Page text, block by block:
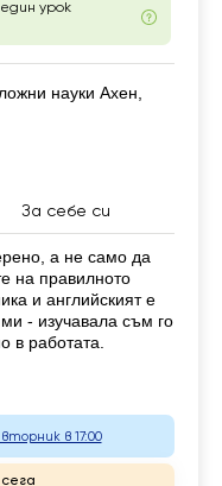
урок
науки Ахен,
За себе си
а не само да
на правилното
и английският е
- изучавала съм го
в работата.
вторник в 17:00